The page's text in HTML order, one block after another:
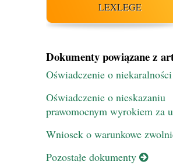
LEXLEGE
Dokumenty powiązane z
Oświadczenie o niekaralności
Oświadczenie o nieskazaniu
prawomocnym wyrokiem za
Wniosek o warunkowe
Pozostałe dokumenty